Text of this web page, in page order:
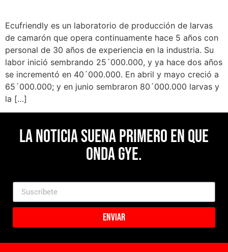
Ecufriendly es un laboratorio de producción de larvas
de camarón que opera continuamente hace 5 años con
personal de 30 años de experiencia en la industria. Su
labor inició sembrando 25´000.000, y ya hace dos años
se incrementó en 40´000.000. En abril y mayo creció a
65´000.000; y en junio sembraron 80´000.000 larvas y
la […]
La noticia suena primero en Que
Onda Gye.
Enviar